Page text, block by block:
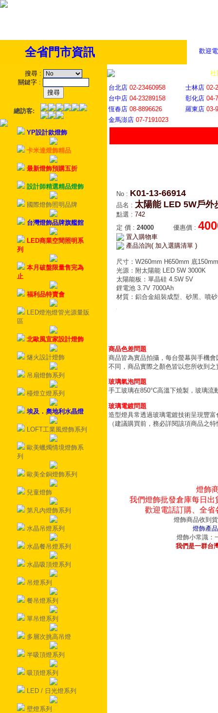
歡迎
全省門市資訊
搜尋 :
關鍵字 :
總訪客:
YP設計款燈飾
卡米達燈飾精品
最新燈飾預購五折
設計師精選精品燈飾
國際燈飾照明品牌
台灣燈飾品牌旗艦館
LED商業空間照明系
列
本月破盤限量售完為
止
福利品特賣會
LED燈泡燈管光源量販
區
北歐風宜家設計燈飾
燧火設計燈飾
吊扇燈飾系列
檯燈立燈系列
埃及．奧地利水晶燈
LOFT工業風燈飾系列
歐美蠟燭情境燈飾系
列
歐美全銅燈飾系列
兒童燈飾
第凡內燈飾系列
水晶吊燈系列
水晶餐吊燈系列
水晶吸頂燈系列
吊燈系列
餐吊燈系列
單吊燈系列
多層次挑高吊燈
半吸頂燈系列
吸頂燈系列
LED / 日光燈系列
壁燈系列
社
台北店 02-23460958 士林店 02-
台中店 04-23289158 彰化店 04-
恆春店 08-8896626 羅東店 03-
金馬澎店 07-7191023
No : K01-13-66914
品名 : 太陽能 LED 5W戶外
點選 : 742
定 價 : 24000 優惠價 :
置入購物車
產品洽詢( 加入選購清單 )
尺寸：W260mm H650mm 底
光源：附太陽能 LED 5W 3000K
太陽能板：單晶硅 4.5W 5V
鋰電池 3.7V 7000Ah
材質：鋁合金組裝成型、砂黑、噴
商品色差問題
商品皆為實品拍攝，每台螢幕與手機
不同，商品實際之顏色皆以您所收到之
玻璃氣泡問題
手工玻璃在850°C高溫下燒製，玻璃
玻璃電鍍問題
造型燈具常透過玻璃電鍍技術呈現豐
（建議購買前，務必詳閱該項商品之
燈飾
我們燈飾批發倉庫每日
歡迎電話訂購、全
燈飾商品收到
燈飾產
燈飾小常識：
我們是一群台